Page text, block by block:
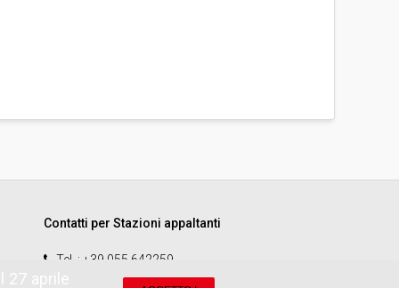
Contatti per Stazioni appaltanti
Tel. : +39 055 642259
email
start.sa@pamercato.it
27 aprile